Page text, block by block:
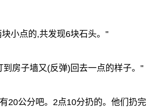
小点的,共发现6块石头。"
房子墙又(反弹)回去一点的样子。"
20公分吧。2点10分扔的。他们扔完